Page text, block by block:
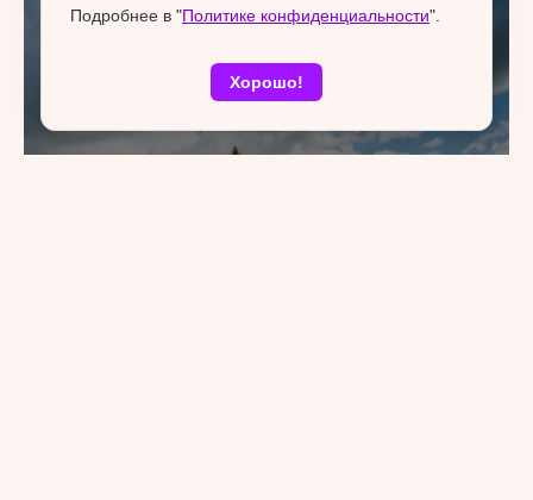
Подробнее в "Политике конфиденциальности".
Хорошо!